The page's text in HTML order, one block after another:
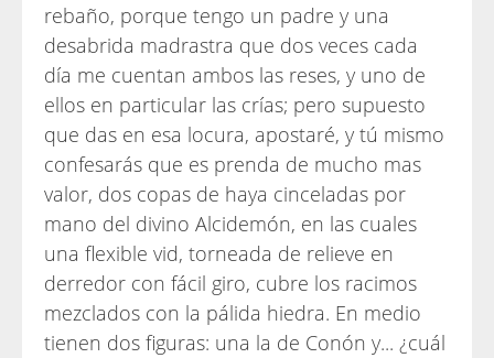
rebaño, porque tengo un padre y una
desabrida madrastra que dos veces cada
día me cuentan ambos las reses, y uno de
ellos en particular las crías; pero supuesto
que das en esa locura, apostaré, y tú mismo
confesarás que es prenda de mucho mas
valor, dos copas de haya cinceladas por
mano del divino Alcidemón, en las cuales
una flexible vid, torneada de relieve en
derredor con fácil giro, cubre los racimos
mezclados con la pálida hiedra. En medio
tienen dos figuras: una la de Conón y... ¿cuál